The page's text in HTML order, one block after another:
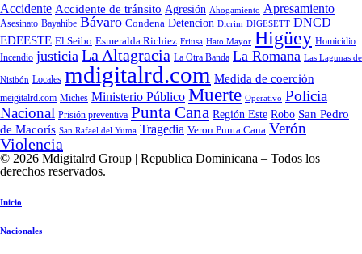
Accidente Accidente de tránsito Agresión Ahogamiento Apresamiento
Asesinato Bayahibe Bávaro Condena Detencion Dicrim DIGESETT DNCD
EDEESTE El Seibo Esmeralda Richiez Friusa Hato Mayor Higüey Homicidio
Incendio justicia La Altagracia La Otra Banda La Romana Las Lagunas de
Nisibón Locales mdigitalrd.com Medida de coerción
meigitalrd.com Miches Ministerio Público Muerte Operativo Policia
Nacional Prisión preventiva Punta Cana Región Este Robo San Pedro
de Macorís San Rafael del Yuma Tragedia Veron Punta Cana Verón
Violencia
© 2026 Mdigitalrd Group | Republica Dominicana – Todos los
derechos reservados.
Inicio
Nacionales